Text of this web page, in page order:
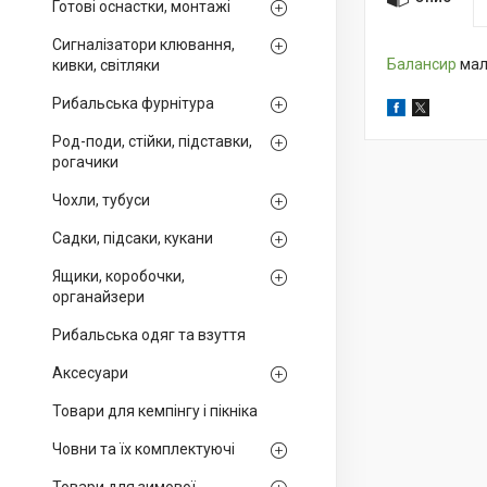
Готові оснастки, монтажі
Сигналізатори клювання,
кивки, світляки
Рибальська фурнітура
Род-поди, стійки, підставки,
рогачики
Чохли, тубуси
Садки, підсаки, кукани
Ящики, коробочки,
органайзери
Рибальська одяг та взуття
Аксесуари
Товари для кемпінгу і пікніка
Човни та їх комплектуючі
Балансир